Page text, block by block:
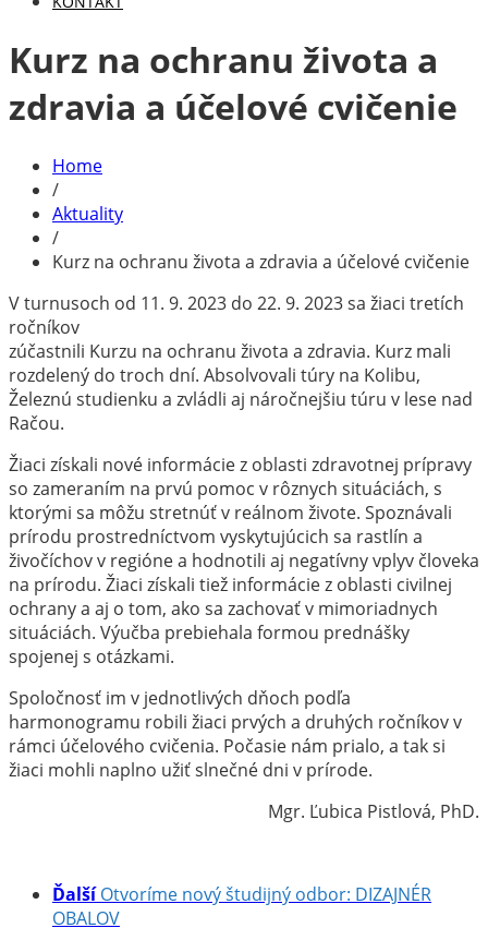
Kurz na ochranu života a
zdravia a účelové cvičenie
Home
/
Aktuality
/
Kurz na ochranu života a zdravia a účelové cvičenie
V turnusoch od 11. 9. 2023 do 22. 9. 2023 sa žiaci tretích
ročníkov
zúčastnili Kurzu na ochranu života a zdravia. Kurz mali
rozdelený do troch dní. Absolvovali túry na Kolibu,
Železnú studienku a zvládli aj náročnejšiu túru v lese nad
Račou.
Žiaci získali nové informácie z oblasti zdravotnej prípravy
so zameraním na prvú pomoc v rôznych situáciách, s
ktorými sa môžu stretnúť v reálnom živote. Spoznávali
prírodu prostredníctvom vyskytujúcich sa rastlín a
živočíchov v regióne a hodnotili aj negatívny vplyv človeka
na prírodu. Žiaci získali tiež informácie z oblasti civilnej
ochrany a aj o tom, ako sa zachovať v mimoriadnych
situáciách. Výučba prebiehala formou prednášky
spojenej s otázkami.
Spoločnosť im v jednotlivých dňoch podľa
harmonogramu robili žiaci prvých a druhých ročníkov v
rámci účelového cvičenia. Počasie nám prialo, a tak si
žiaci mohli naplno užiť slnečné dni v prírode.
Mgr. Ľubica Pistlová, PhD.
Ďalší Otvoríme nový študijný odbor: DIZAJNÉR
OBALOV